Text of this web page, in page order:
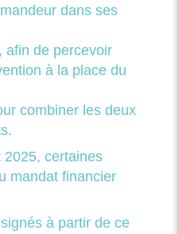
dans ses
afin de percevoir
à la place du
combiner les deux
certaines
mandat financier
à partir de ce